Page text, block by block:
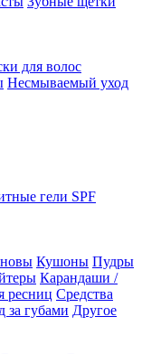
для волос
Несмываемый уход
гели SPF
Кушоны Пудры
Карандаши /
ресниц Средства
за губами Другое